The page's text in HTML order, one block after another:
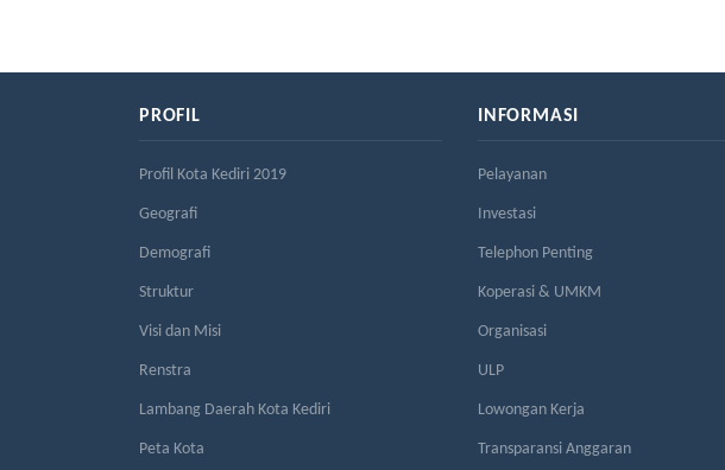
PROFIL
Profil Kota Kediri 2019
Geografi
Demografi
Struktur
Visi dan Misi
Renstra
Lambang Daerah Kota Kediri
Peta Kota
INFORMASI
Pelayanan
Investasi
Telephon Penting
Koperasi & UMKM
Organisasi
ULP
Lowongan Kerja
Transparansi Anggaran